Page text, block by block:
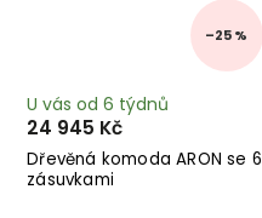
–25 %
Dřevěná komoda ARON se 6
zásuvkami
U vás od 6 týdnů
24 945 Kč